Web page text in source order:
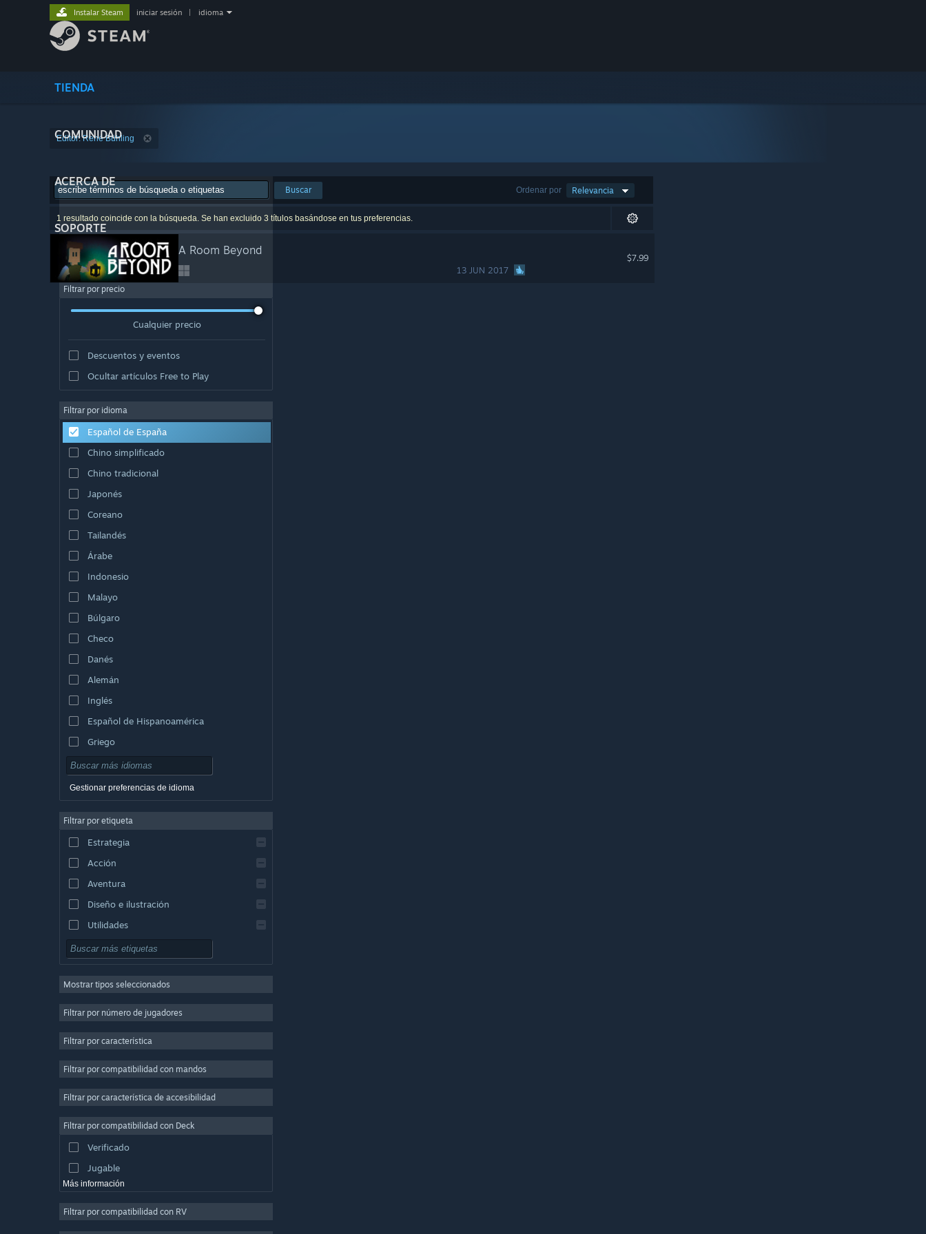
TIENDA
COMUNIDAD
ACERCA DE
SOPORTE
Instalar Steam iniciar sesión idioma
Editor: René Bühling
Ordenar por Relevancia
Buscar
1 resultado coincide con la búsqueda. Se han excluido 3 títulos basándose en tus preferencias.
A Room Beyond
13 JUN 2017
$7.99
Filtrar por precio
Cualquier precio
Descuentos y eventos
Ocultar artículos Free to Play
Filtrar por idioma
Español de España
Chino simplificado
Chino tradicional
Japonés
Coreano
Tailandés
Árabe
Indonesio
Malayo
Búlgaro
Checo
Danés
Alemán
Inglés
Español de Hispanoamérica
Griego
Gestionar preferencias de idioma
Filtrar por etiqueta
Estrategia
Acción
Aventura
Diseño e ilustración
Utilidades
Free to Play
Multijugador masivo
Casuales
Simulación
Producción de vídeo
Edición fotográfica
Mostrar tipos seleccionados
Filtrar por número de jugadores
Filtrar por característica
Filtrar por compatibilidad con mandos
Filtrar por característica de accesibilidad
Filtrar por compatibilidad con Deck
Verificado
Jugable
Más información
Filtrar por compatibilidad con RV